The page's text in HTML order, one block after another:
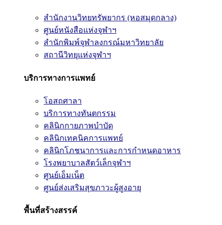
สำนักงานวิทยทรัพยากร (หอสมุดกลาง)
ศูนย์หนังสือแห่งจุฬาฯ
สำนักพิมพ์จุฬาลงกรณ์มหาวิทยาลัย
สถานีวิทยุแห่งจุฬาฯ
บริการทางการแพทย์
โอสถศาลา
บริการทางทันตกรรม
คลินิกกายภาพบำบัด
คลินิกเทคนิคการแพทย์
คลินิกโภชนาการและการกำหนดอาหาร
โรงพยาบาลสัตว์เล็กจุฬาฯ
ศูนย์เอ็มเน็ต
ศูนย์ส่งเสริมสุขภาวะผู้สูงอายุ
พื้นที่สร้างสรรค์